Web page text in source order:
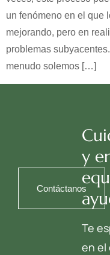
un fenómeno en el que
mejorando, pero en
problemas
menudo solemos […]
Contáctanos
y
Te
en el